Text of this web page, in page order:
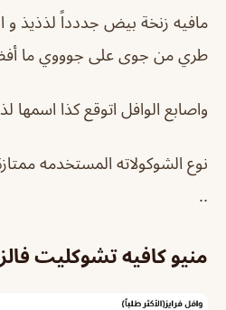
مافيه زنخة بيض جددداً لذذيذ
طري من جوى على جوووي ما
واصابع الوافل اتوقع كذا اسمها
نوع الشوكولاته المستخدمه
..
منيو كافيه تشوكليت فالز